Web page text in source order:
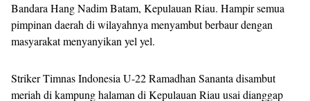
Bandara Hang Nadim Batam, Kepulauan Riau. Hampir semua
pimpinan daerah di wilayahnya menyambut berbaur dengan
masyarakat menyanyikan yel yel.
Striker Timnas Indonesia U-22 Ramadhan Sananta disambut
meriah di kampung halaman di Kepulauan Riau usai dianggap